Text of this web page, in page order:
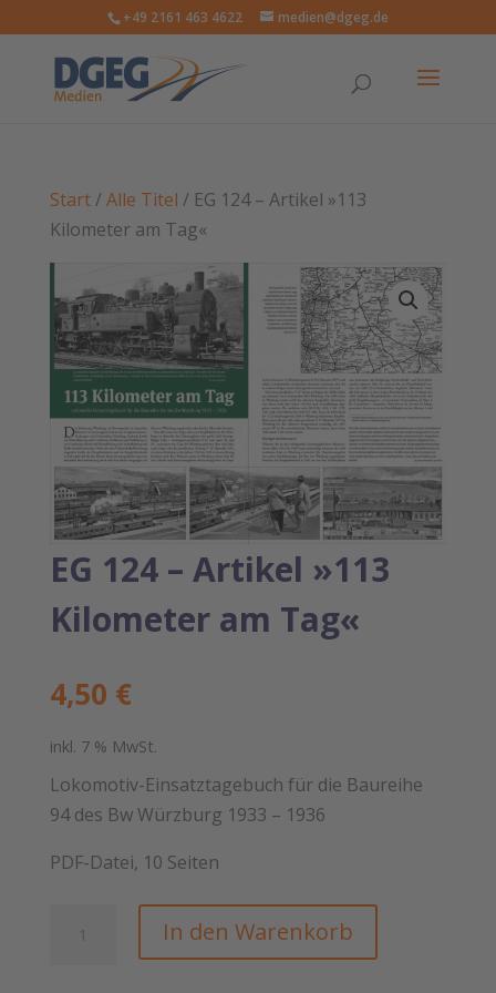
+49 2161 463 4622 medien@dgeg.de
Start/Alle Titel / EG 124 – Artikel »113
Kilometer am Tag«
EG 124 – Artikel »113
Kilometer am Tag«
4,50 €
inkl. 7 % MwSt.
Lokomotiv-Einsatztagebuch für die Baureihe
94 des Bw Würzburg 1933 – 1936
PDF-Datei, 10 Seiten
In den Warenkorb